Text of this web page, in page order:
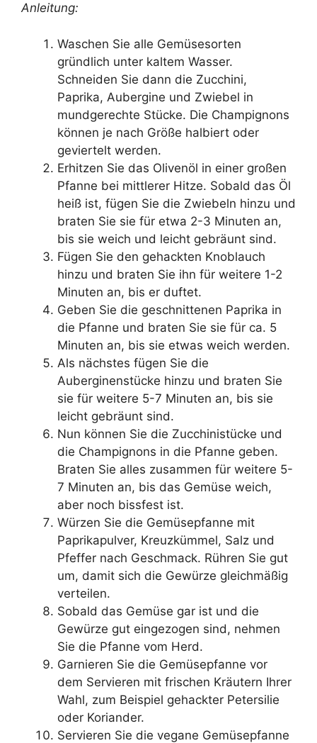
Anleitung:
Waschen Sie alle Gemüsesorten
gründlich unter kaltem Wasser.
Schneiden Sie dann die Zucchini,
Paprika, Aubergine und Zwiebel in
mundgerechte Stücke. Die Champignons
können je nach Größe halbiert oder
geviertelt werden.
Erhitzen Sie das Olivenöl in einer großen
Pfanne bei mittlerer Hitze. Sobald das Öl
heiß ist, fügen Sie die Zwiebeln hinzu und
braten Sie sie für etwa 2-3 Minuten an,
bis sie weich und leicht gebräunt sind.
Fügen Sie den gehackten Knoblauch
hinzu und braten Sie ihn für weitere 1-2
Minuten an, bis er duftet.
Geben Sie die geschnittenen Paprika in
die Pfanne und braten Sie sie für ca. 5
Minuten an, bis sie etwas weich werden.
Als nächstes fügen Sie die
Auberginenstücke hinzu und braten Sie
sie für weitere 5-7 Minuten an, bis sie
leicht gebräunt sind.
Nun können Sie die Zucchinistücke und
die Champignons in die Pfanne geben.
Braten Sie alles zusammen für weitere 5-
7 Minuten an, bis das Gemüse weich,
aber noch bissfest ist.
Würzen Sie die Gemüsepfanne mit
Paprikapulver, Kreuzkümmel, Salz und
Pfeffer nach Geschmack. Rühren Sie gut
um, damit sich die Gewürze gleichmäßig
verteilen.
Sobald das Gemüse gar ist und die
Gewürze gut eingezogen sind, nehmen
Sie die Pfanne vom Herd.
Garnieren Sie die Gemüsepfanne vor
dem Servieren mit frischen Kräutern Ihrer
Wahl, zum Beispiel gehackter Petersilie
oder Koriander.
Servieren Sie die vegane Gemüsepfanne